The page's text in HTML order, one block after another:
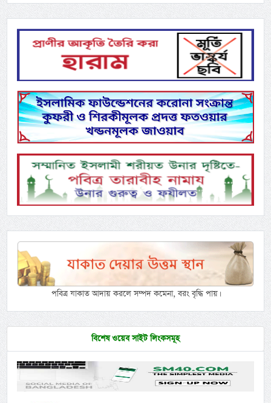
পবিত্র যাকাত আদায় করলে সম্পদ কমেনা, বরং বৃদ্ধি পায়।
বিশেষ ওয়েব সাইট লিংকসমূহ